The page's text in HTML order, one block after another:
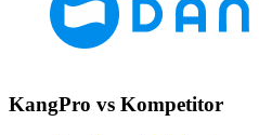
KangPro vs Kompetitor